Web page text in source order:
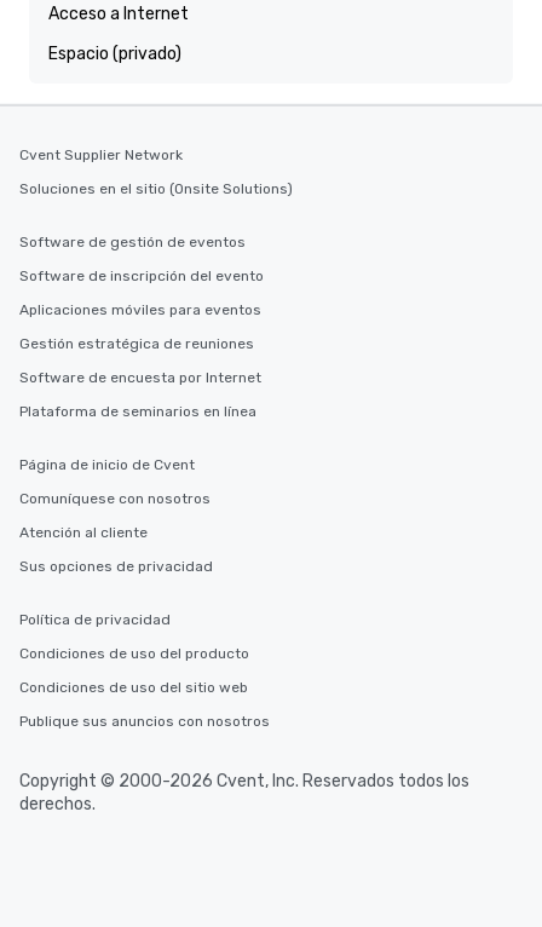
Acceso a Internet
Espacio (privado)
Cvent Supplier Network
Soluciones en el sitio (Onsite Solutions)
Software de gestión de eventos
Software de inscripción del evento
Aplicaciones móviles para eventos
Gestión estratégica de reuniones
Software de encuesta por Internet
Plataforma de seminarios en línea
Página de inicio de Cvent
Comuníquese con nosotros
Atención al cliente
Sus opciones de privacidad
Política de privacidad
Condiciones de uso del producto
Condiciones de uso del sitio web
Publique sus anuncios con nosotros
Copyright © 2000-2026 Cvent, Inc. Reservados todos los
derechos.